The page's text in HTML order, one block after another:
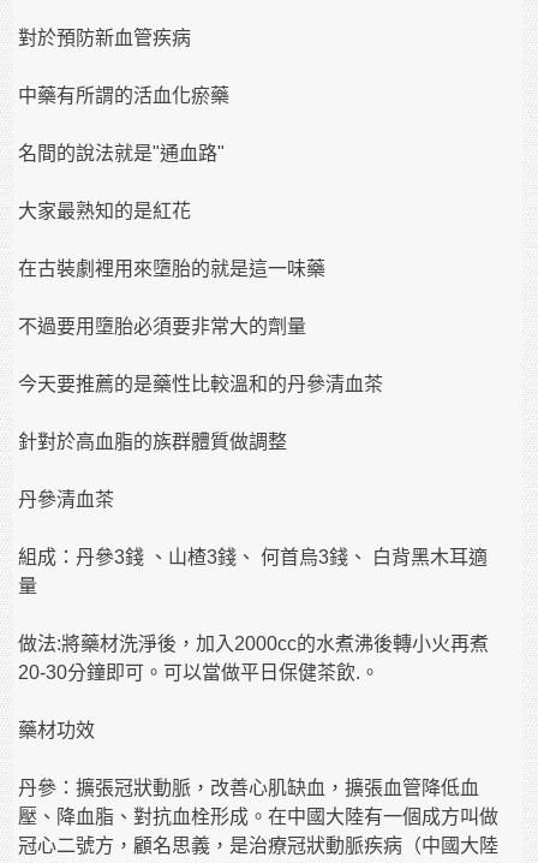
對於預防新血管疾病
中藥有所謂的活血化瘀藥
名間的說法就是"通血路"
大家最熟知的是紅花
在古裝劇裡用來墮胎的就是這一味藥
不過要用墮胎必須要非常大的劑量
今天要推薦的是藥性比較溫和的丹參清血茶
針對於高血脂的族群體質做調整
丹參清血茶
組成：丹參3錢 、山楂3錢、 何首烏3錢、 白背黑木耳適
量
做法:將藥材洗淨後，加入2000cc的水煮沸後轉小火再煮
20-30分鐘即可。可以當做平日保健茶飲.。
藥材功效
丹參：擴張冠狀動脈，改善心肌缺血，擴張血管降低血
壓、降血脂、對抗血栓形成。在中國大陸有一個成方叫做
冠心二號方，顧名思義，是治療冠狀動脈疾病（中國大陸